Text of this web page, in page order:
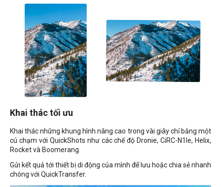
Khai thác tối ưu
Khai thác những khung hình nâng cao trong vài giây chỉ bằng một
cú chạm với QuickShots như các chế độ Dronie, CiRC-N1le, Helix,
Rocket và Boomerang.
Gửi kết quả tới thiết bị di động của mình để lưu hoặc chia sẻ nhanh
chóng với QuickTransfer.